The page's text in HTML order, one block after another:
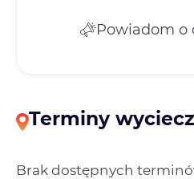
Powiadom o
Terminy
Brak dostępnych